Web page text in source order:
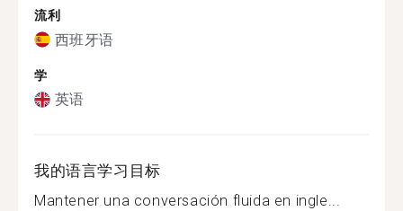
流利
西班牙语
学
英语
我的语言学习目标
Mantener una conversación fluida en ingle...